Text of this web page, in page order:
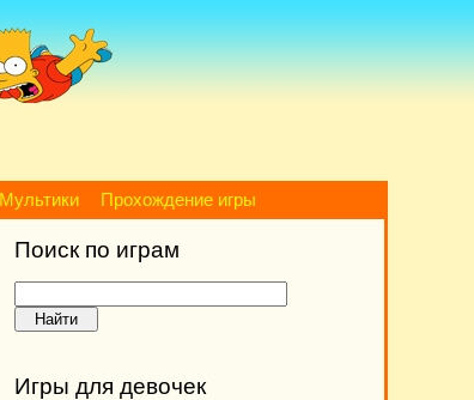
Мультики Прохождение игры
Поиск по играм
Игры для девочек